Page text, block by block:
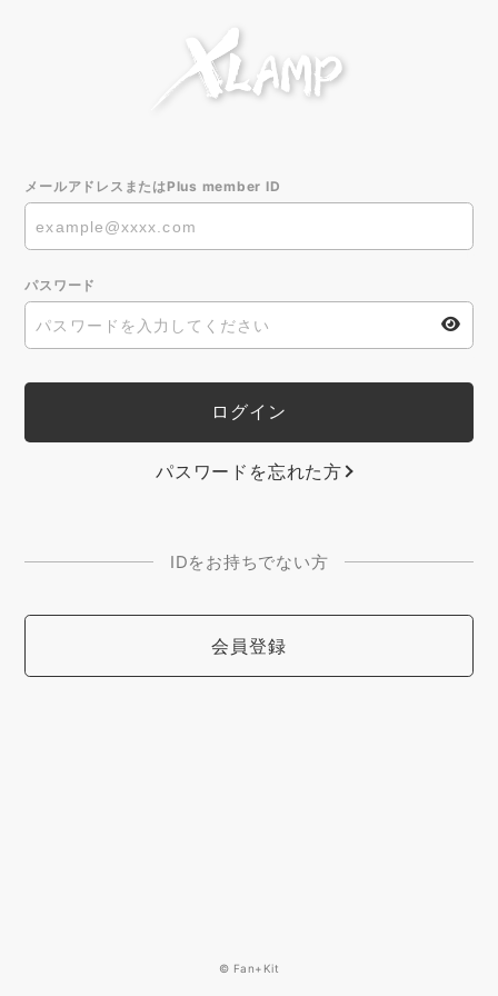
メールアドレスまたはPlus member ID
パスワード
パスワードを忘れた方
IDをお持ちでない方
会員登録
© Fan+Kit